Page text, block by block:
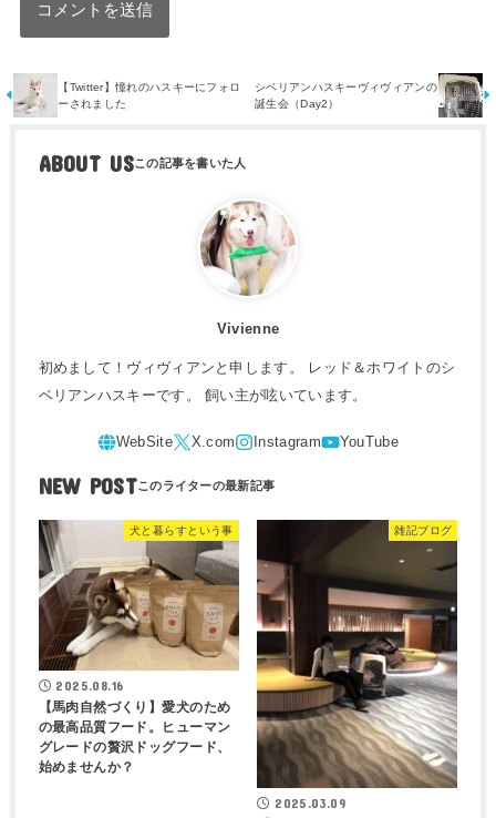
【Twitter】憧れのハスキーにフォロ
ーされました
シベリアンハスキーヴィヴィアンの
誕生会（Day2）
ABOUT US
Vivienne
初めまして！ヴィヴィアンと申します。 レッド＆ホワイトのシ
ベリアンハスキーです。 飼い主が呟いています。
NEW POST
犬と暮らすという事
2025.08.16
【馬肉自然づくり】愛犬のため
の最高品質フード。ヒューマン
グレードの贅沢ドッグフード、
始めませんか？
雑記ブログ
2025.03.09